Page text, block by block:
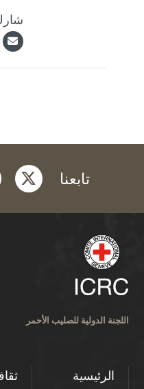
تابعنا twitter
اللجنة الدولية للصليب الأحمر
الرئيسية